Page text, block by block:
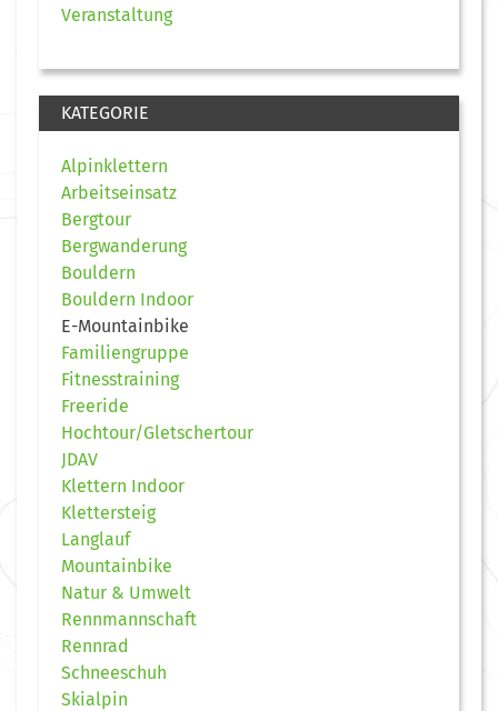
Veranstaltung
KATEGORIE
Alpinklettern
Arbeitseinsatz
Bergtour
Bergwanderung
Bouldern
Bouldern Indoor
E-Mountainbike
Familiengruppe
Fitnesstraining
Freeride
Hochtour/Gletschertour
JDAV
Klettern Indoor
Klettersteig
Langlauf
Mountainbike
Natur & Umwelt
Rennmannschaft
Rennrad
Schneeschuh
Skialpin